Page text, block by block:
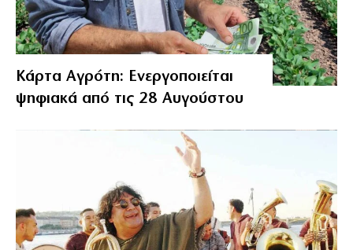
Κάρτα Αγρότη: Ενεργοποιείται
ψηφιακά από τις 28 Αυγούστου